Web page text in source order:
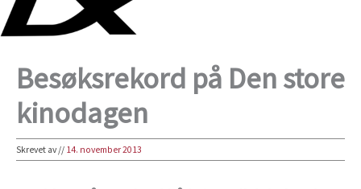
Besøksrekord på Den store
kinodagen
Skrevet av// 14. november 2013